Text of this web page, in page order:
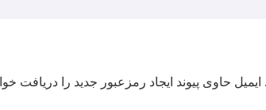
حاوی پیوند ایجاد رمزعبور جدید را دریافت